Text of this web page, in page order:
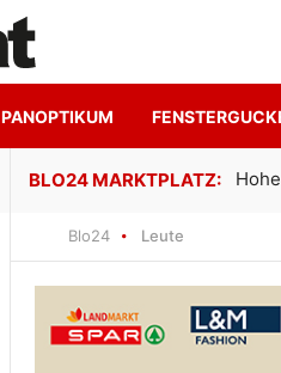
PANOPTIKUM
Blo24 Leute